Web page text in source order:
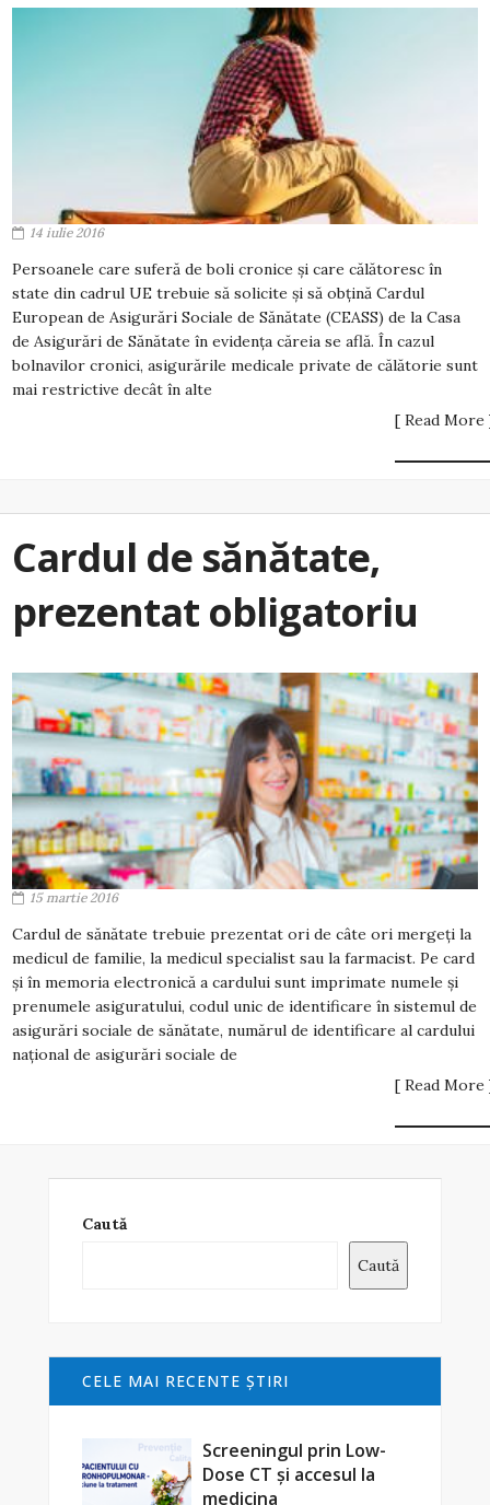
14 iulie 2016
Persoanele care suferă de boli cronice și care călătoresc în
state din cadrul UE trebuie să solicite și să obțină Cardul
European de Asigurări Sociale de Sănătate (CEASS) de la Casa
de Asigurări de Sănătate în evidența căreia se află. În cazul
bolnavilor cronici, asigurările medicale private de călătorie sunt
mai restrictive decât în alte
[ Read More
Cardul de sănătate,
prezentat obligatoriu
15 martie 2016
Cardul de sănătate trebuie prezentat ori de câte ori mergeţi la
medicul de familie, la medicul specialist sau la farmacist. Pe card
şi în memoria electronică a cardului sunt imprimate numele şi
prenumele asiguratului, codul unic de identificare în sistemul de
asigurări sociale de sănătate, numărul de identificare al cardului
naţional de asigurări sociale de
[ Read More
Caută
Caută
CELE MAI RECENTE ŞTIRI
Screeningul prin Low-
Dose CT și accesul la
medicina